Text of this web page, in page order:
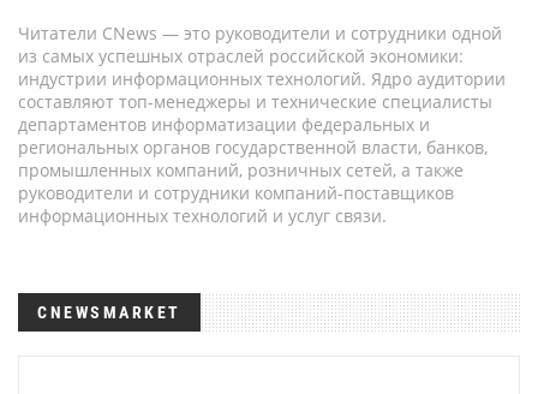
Читатели CNews — это руководители и сотрудники одной
из самых успешных отраслей российской экономики:
индустрии информационных технологий. Ядро аудитории
составляют топ-менеджеры и технические специалисты
департаментов информатизации федеральных и
региональных органов государственной власти, банков,
промышленных компаний, розничных сетей, а также
руководители и сотрудники компаний-поставщиков
информационных технологий и услуг связи.
CNEWSMARKET